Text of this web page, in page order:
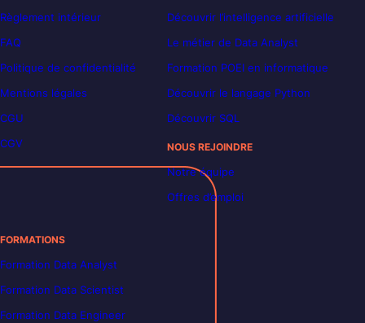
Règlement intérieur
FAQ
Politique de confidentialité
Mentions légales
CGU
CGV
Découvrir l’intelligence artificielle
Le métier de Data Analyst
Formation POEI en informatique
Découvrir le langage Python
Découvrir SQL
NOUS REJOINDRE
Notre équipe
Offres d’emploi
FORMATIONS
Formation Data Analyst
Formation Data Scientist
Formation Data Engineer